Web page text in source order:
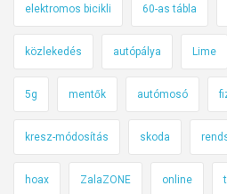
elektromos bicikli 60-as tábla
közlekedés autópálya Lime
5g mentők autómosó
kresz-módosítás skoda
hoax ZalaZONE online